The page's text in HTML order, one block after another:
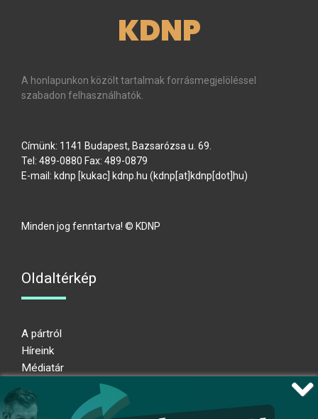
KDNP
A honlapunkon közölt tartalmak forrásmegjelöléssel
szabadon felhasználhatók.
Címünk: 1141 Budapest, Bazsarózsa u. 69.
Tel: 489-0880 Fax: 489-0879
E-mail: kdnp [kukac] kdnp.hu (kdnp[at]kdnp[dot]hu)
Minden jog fenntartva! © KDNP
Oldaltérkép
A pártról
Híreink
Médiatár
Adatkezelési nyilatkozat